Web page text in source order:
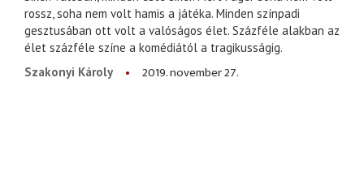
rossz, soha nem volt hamis a játéka. Minden színpadi
gesztusában ott volt a valóságos élet. Százféle alakban az
élet százféle színe a komédiától a tragikusságig.
Szakonyi Károly
2019. november 27.